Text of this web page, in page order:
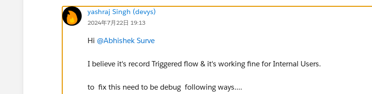
yashraj Singh (devys)
2024年7月22日 19:13
Hi @Abhishek Surve
I believe it's record Triggered flow & it's working fine for Internal Users.
to fix this need to be debug following ways....